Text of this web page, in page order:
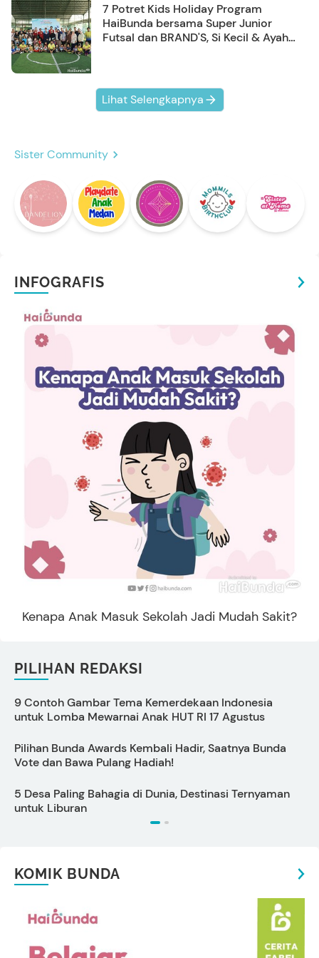
7 Potret Kids Holiday Program
HaiBunda bersama Super Junior
Futsal dan BRAND'S, Si Kecil & Ayah
Lihat Selengkapnya
Sister Community
INFOGRAFIS
Kenapa Anak Masuk Sekolah Jadi Mudah Sakit?
PILIHAN REDAKSI
9 Contoh Gambar Tema Kemerdekaan Indonesia
untuk Lomba Mewarnai Anak HUT RI 17 Agustus
Pilihan Bunda Awards Kembali Hadir, Saatnya Bunda
Vote dan Bawa Pulang Hadiah!
5 Desa Paling Bahagia di Dunia, Destinasi Ternyaman
untuk Liburan
KOMIK BUNDA